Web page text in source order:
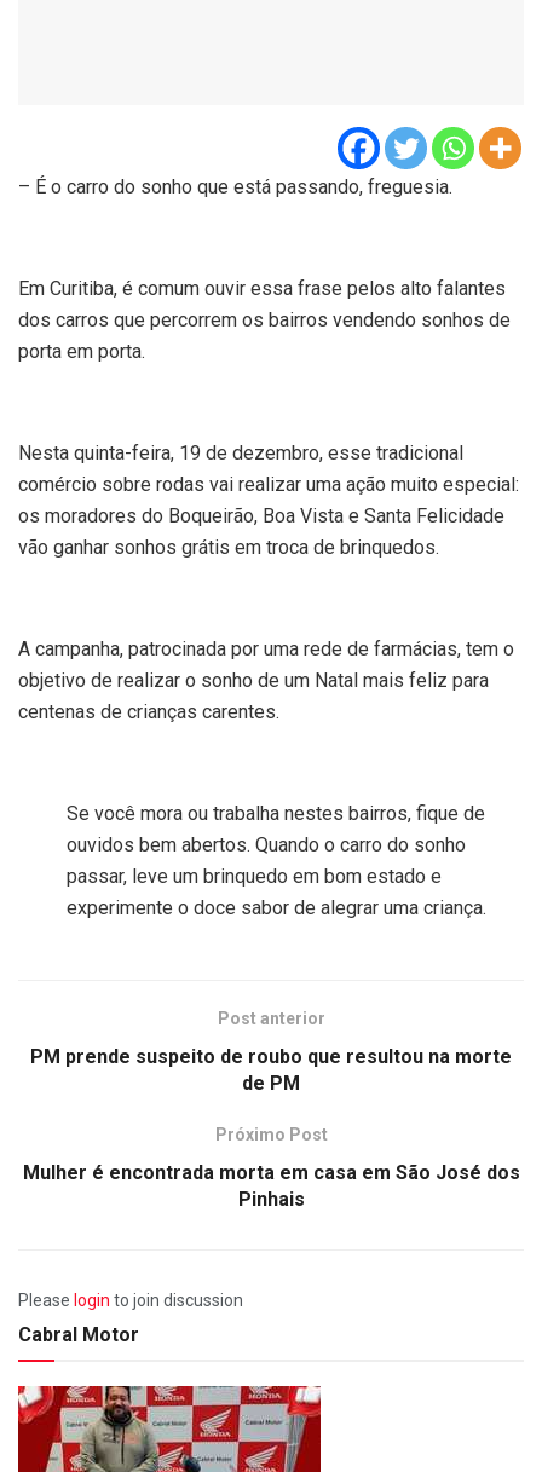
– É o carro do sonho que está passando, freguesia.
Em Curitiba, é comum ouvir essa frase pelos alto falantes
dos carros que percorrem os bairros vendendo sonhos de
porta em porta.
Nesta quinta-feira, 19 de dezembro, esse tradicional
comércio sobre rodas vai realizar uma ação muito especial:
os moradores do Boqueirão, Boa Vista e Santa Felicidade
vão ganhar sonhos grátis em troca de brinquedos.
A campanha, patrocinada por uma rede de farmácias, tem o
objetivo de realizar o sonho de um Natal mais feliz para
centenas de crianças carentes.
Se você mora ou trabalha nestes bairros, fique de
ouvidos bem abertos. Quando o carro do sonho
passar, leve um brinquedo em bom estado e
experimente o doce sabor de alegrar uma criança.
Post anterior
PM prende suspeito de roubo que resultou na morte
de PM
Próximo Post
Mulher é encontrada morta em casa em São José dos
Pinhais
Please login to join discussion
Cabral Motor